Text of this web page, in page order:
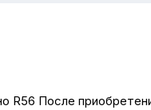
R56 После